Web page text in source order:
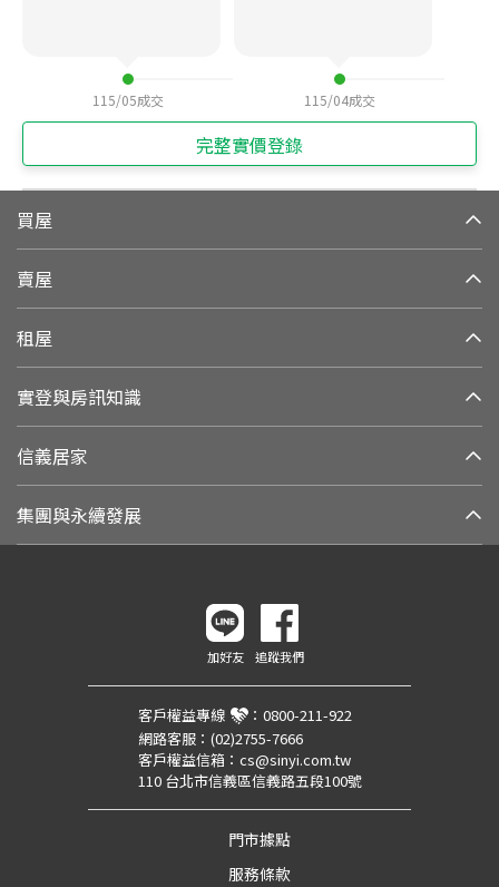
115/05成交 115/04成交
完整實價登錄
買屋
賣屋
租屋
實登與房訊知識
信義居家
集團與永續發展
加好友 追蹤我們
客戶權益專線 ： 0800-211-922
網路客服： (02)2755-7666
客戶權益信箱： cs@sinyi.com.tw
110 台北市信義區信義路五段100號
門市據點
服務條款